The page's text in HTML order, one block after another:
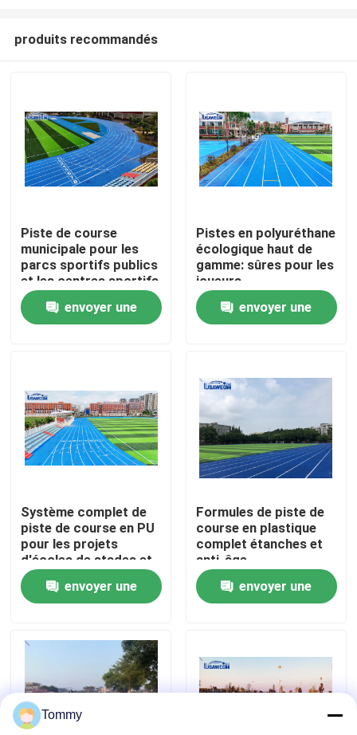
Accueil
Produits
À propos de nous
Contrôle de qualité
Nous contacter
Demander un devis
produits recommandés
Piste de course
municipale pour les
parcs sportifs publics
et les centres sportifs
envoyer une
Pistes en polyuréthane
écologique haut de
gamme: sûres pour les
joueurs,
respectueuses de la
terre
envoyer une
Système complet de
piste de course en PU
pour les projets
d'écoles de stades et
d'installations
sportivesenvoyer une
Formules de piste de
course en plastique
complet étanches et
anti-âge
envoyer une
Tommy